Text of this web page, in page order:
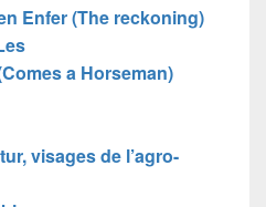
Enfer (The reckoning)
a Horseman)
visages de l’agro-